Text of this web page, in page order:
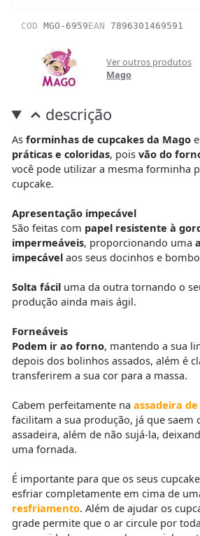
COD MGO-6959EAN 7896301469591
Ver outros produtos
Mago
descrição
As forminhas de cupcakes da Mago
práticas e coloridas, pois vão do
você pode utilizar a mesma forminha
cupcake.
Apresentação impecável
São feitas com papel resistente à
impermeáveis, proporcionando uma
impecávelaos seus docinhos e
Solta fáciluma da outra tornando o
produção ainda mais ágil.
Forneáveis
Podem ir ao forno, mantendo a sua
depois dos bolinhos assados, além é
transferirem a sua cor para a massa.
Cabem perfeitamente na assadeira
facilitam a sua produção, já que saem
assadeira, além de não sujá-la,
uma fornada.
É importante para que os seus
esfriar completamente em cima de
resfriamento. Além de ajudar os
grade permite que o ar circule por